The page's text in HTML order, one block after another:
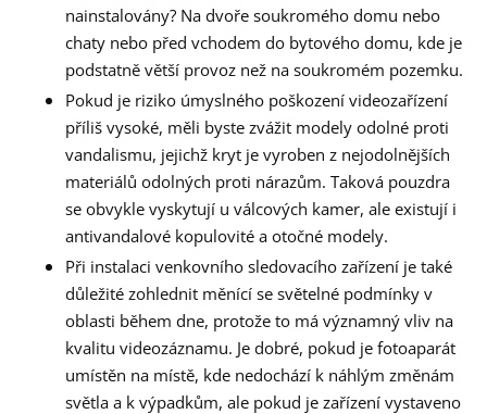
nainstalovány? Na dvoře soukromého domu nebo
chaty nebo před vchodem do bytového domu, kde je
podstatně větší provoz než na soukromém pozemku.
Pokud je riziko úmyslného poškození videozařízení
příliš vysoké, měli byste zvážit modely odolné proti
vandalismu, jejichž kryt je vyroben z nejodolnějších
materiálů odolných proti nárazům. Taková pouzdra
se obvykle vyskytují u válcových kamer, ale existují i
antivandalové kopulovité a otočné modely.
Při instalaci venkovního sledovacího zařízení je také
důležité zohlednit měnící se světelné podmínky v
oblasti během dne, protože to má významný vliv na
kvalitu videozáznamu. Je dobré, pokud je fotoaparát
umístěn na místě, kde nedochází k náhlým změnám
světla a k výpadkům, ale pokud je zařízení vystaveno